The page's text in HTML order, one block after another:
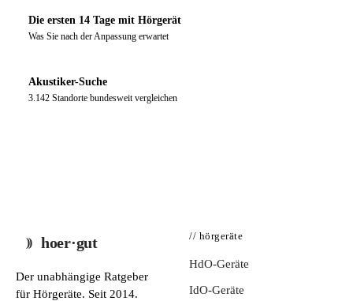
Die ersten 14 Tage mit Hörgerät
Was Sie nach der Anpassung erwartet
Akustiker-Suche
3.142 Standorte bundesweit vergleichen
hoer·gut
Der unabhängige Ratgeber
für Hörgeräte. Seit 2014.
// hörgeräte
HdO-Geräte
IdO-Geräte